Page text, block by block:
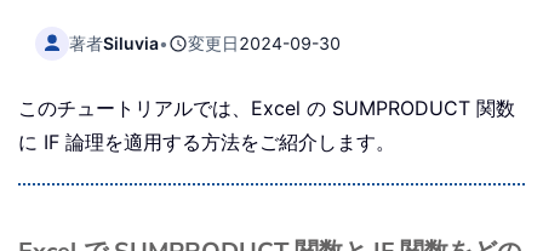
著者Siluvia• 変更日2024-09-30
このチュートリアルでは、Excel の SUMPRODUCT 関数
に IF 論理を適用する方法をご紹介します。